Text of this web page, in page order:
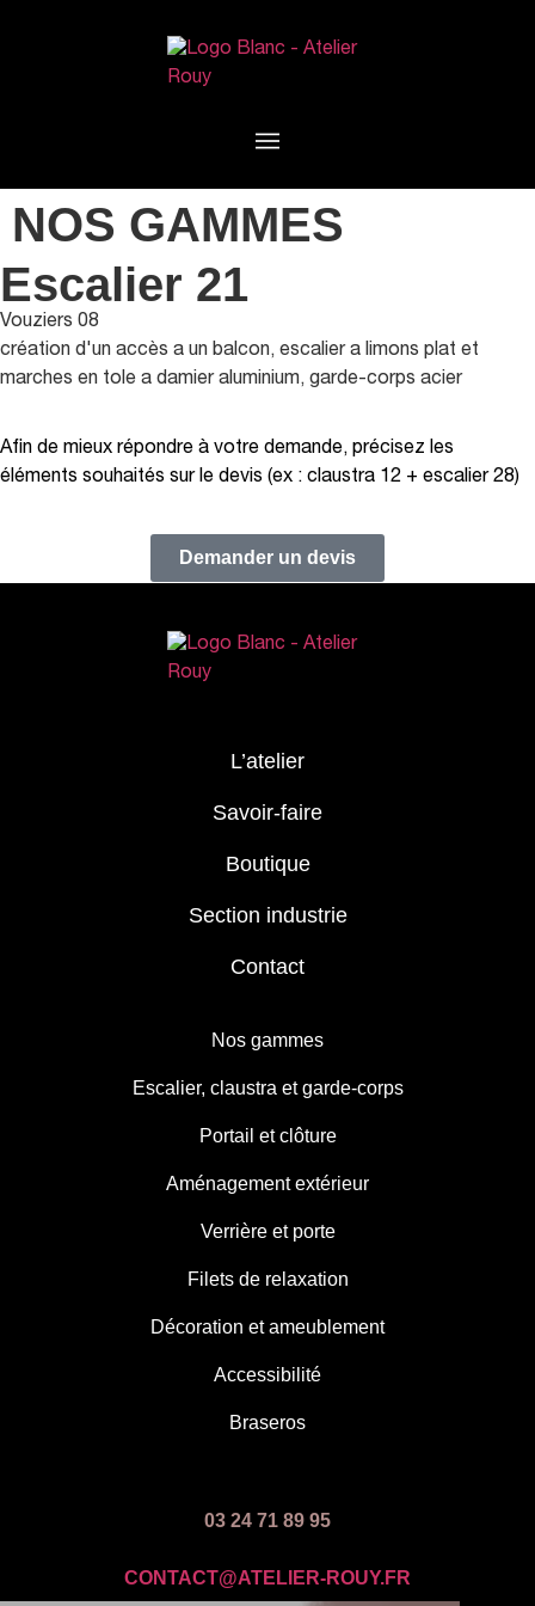
NOS GAMMES
Escalier 21
Vouziers 08
création d'un accès a un balcon, escalier a limons plat et
marches en tole a damier aluminium, garde-corps acier
Afin de mieux répondre à votre demande, précisez les
éléments souhaités sur le devis (ex : claustra 12 + escalier 28)
Demander un devis
L’atelier
Savoir-faire
Boutique
Section industrie
Contact
Nos gammes
Escalier, claustra et garde-corps
Portail et clôture
Aménagement extérieur
Verrière et porte
Filets de relaxation
Décoration et ameublement
Accessibilité
Braseros
03 24 71 89 95
CONTACT@ATELIER-ROUY.FR